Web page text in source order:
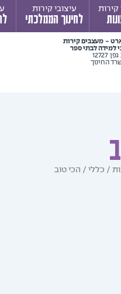
קירות עיצובי קירות
לחינוך הממלכתי
- מעצבים קירות
למידה לבתי ספר
12727
החינוך
/ כללי / הכי טוב